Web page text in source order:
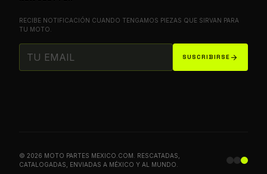
RECIBE NOTIFICACIÓN CUANDO TENGAMOS PIEZAS QUE SIRVAN PARA
TU MOTO.
SUSCRIBIRSE arrow_forward
© 2026 MOTO PARTES MEXICO.COM. RESCATADAS,
CATALOGADAS, ENVIADAS A MÉXICO Y AL MUNDO.